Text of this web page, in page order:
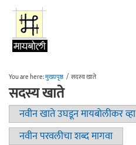
Skip to main content
You are here:मुख्यपृष्ठ / सदस्य खाते
सदस्य खाते
Primary tabs
नवीन खाते उघडून मायबोलीकर व्हा
नवीन परवलीचा शब्द मागवा